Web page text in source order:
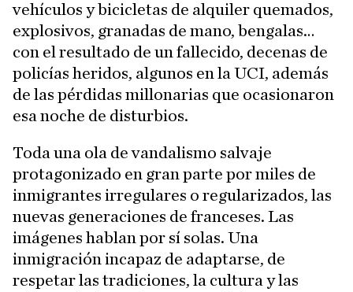
vehículos y bicicletas de alquiler quemados,
explosivos, granadas de mano, bengalas…
con el resultado de un fallecido, decenas de
policías heridos, algunos en la UCI, además
de las pérdidas millonarias que ocasionaron
esa noche de disturbios.
Toda una ola de vandalismo salvaje
protagonizado en gran parte por miles de
inmigrantes irregulares o regularizados, las
nuevas generaciones de franceses. Las
imágenes hablan por sí solas. Una
inmigración incapaz de adaptarse, de
respetar las tradiciones, la cultura y las